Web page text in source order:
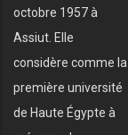
octobre 1957 à
Assiut. Elle
considère comme la
première université
de Haute Égypte à